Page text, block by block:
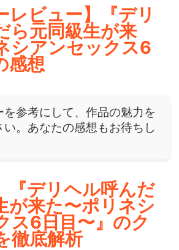
レビュー】『デリ
ら元同級生が来
シアンセックス6
感想
参考にして、作品の魅力を
。あなたの感想もお待ちし
『デリヘル呼んだ
が来た〜ポリネシ
ス6日目〜』のク
徹底解析